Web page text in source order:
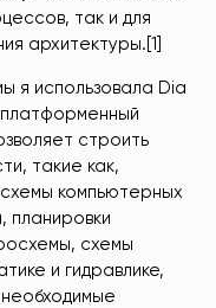
так и для
архитектуры.[1]
я использовала Dia
строить
такие как,
компьютерных
планировки
схемы
и гидравлике,
необходимые